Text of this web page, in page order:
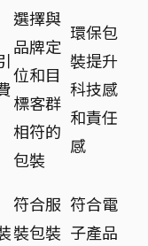
選擇與
品牌定
位和目
標客群
相符的
包裝
環保包
裝提升
科技感
和責任
感
符合服
裝包裝
符合電
子產品